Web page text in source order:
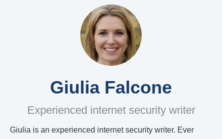
Giulia Falcone
Experienced internet security writer
Giulia is an experienced internet security writer. Ever